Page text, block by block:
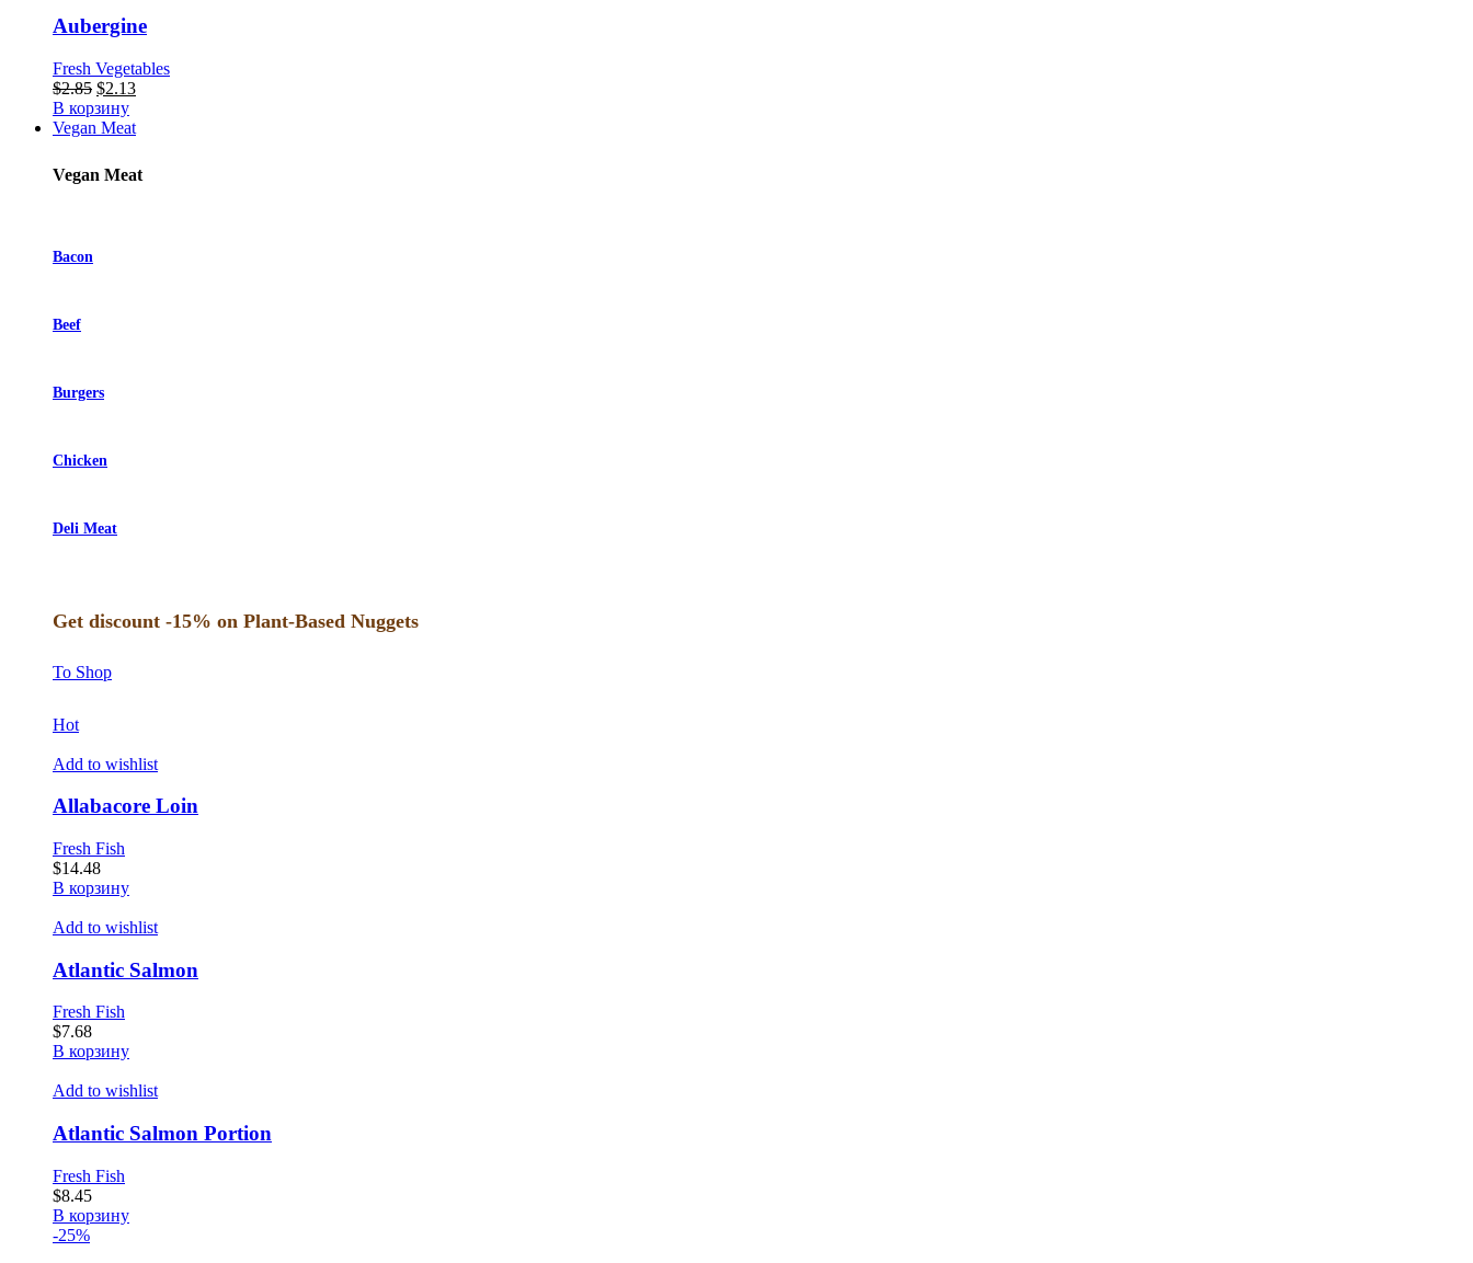
Aubergine
Fresh Vegetables
$2.85 Первоначальная
цена
составляла
$2.13Текущая
$2.13.
В корзину
Vegan Meat
Vegan Meat
Bacon
Beef
Burgers
Chicken
Deli Meat
Get discount -15% on Plant-Based Nuggets
To Shop
Hot
Add to wishlist
Allabacore Loin
Fresh Fish
$14.48
В корзину
Add to wishlist
Atlantic Salmon
Fresh Fish
$7.68
В корзину
Add to wishlist
Atlantic Salmon Portion
Fresh Fish
$8.45
В корзину
-25%